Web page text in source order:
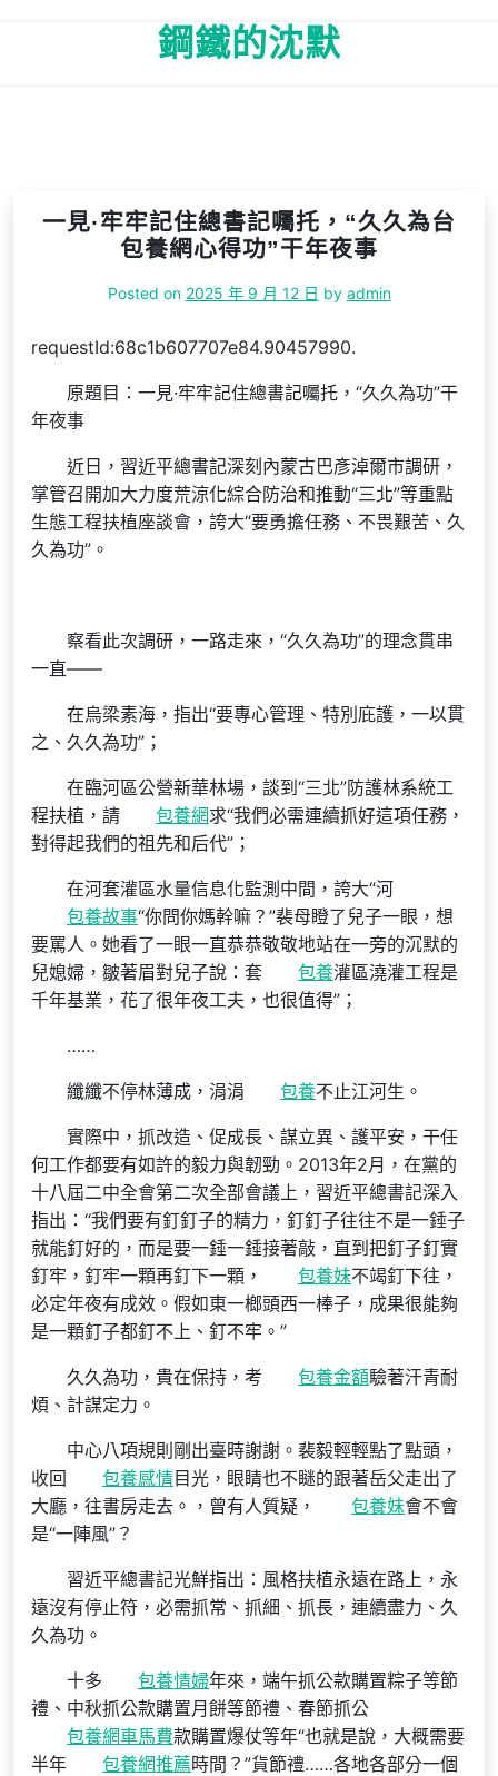
鋼鐵的沈默
一見·牢牢記住總書記囑托，“久久為台
包養網心得功”干年夜事
Posted on 2025 年 9 月 12 日 by admin
requestId:68c1b607707e84.90457990.
原題目：一見·牢牢記住總書記囑托，“久久為功”干
年夜事
近日，習近平總書記深刻內蒙古巴彥淖爾市調研，
掌管召開加大力度荒涼化綜合防治和推動“三北”等重點
生態工程扶植座談會，誇大“要勇擔任務、不畏艱苦、久
久為功”。
察看此次調研，一路走來，“久久為功”的理念貫串
一直——
在烏梁素海，指出“要專心管理、特別庇護，一以貫
之、久久為功”；
在臨河區公營新華林場，談到“三北”防護林系統工
程扶植，請
包養網求“我們必需連續抓好這項任務，
對得起我們的祖先和后代”；
在河套灌區水量信息化監測中間，誇大“河
包養故事“你問你媽幹嘛？”裴母瞪了兒子一眼，想
要罵人。她看了一眼一直恭恭敬敬地站在一旁的沉默的
兒媳婦，皺著眉對兒子說：套
包養灌區澆灌工程是
千年基業，花了很年夜工夫，也很值得”；
……
纖纖不停林薄成，涓涓 包養不止江河生。
實際中，抓改造、促成長、謀立異、護平安，干任
何工作都要有如許的毅力與韌勁。2013年2月，在黨的
十八屆二中全會第二次全部會議上，習近平總書記深入
指出：“我們要有釘釘子的精力，釘釘子往往不是一錘子
就能釘好的，而是要一錘一錘接著敲，直到把釘子釘實
釘牢，釘牢一顆再釘下一顆，
包養妹不竭釘下往，
必定年夜有成效。假如東一榔頭西一棒子，成果很能夠
是一顆釘子都釘不上、釘不牢。”
久久為功，貴在保持，考 包養金額驗著汗青耐
煩、計謀定力。
中心八項規則剛出臺時謝謝。裴毅輕輕點了點頭，
收回
包養感情目光，眼睛也不瞇的跟著岳父走出了
大廳，往書房走去。，曾有人質疑，
包養妹會不會
是“一陣風”？
習近平總書記光鮮指出：風格扶植永遠在路上，永
遠沒有停止符，必需抓常、抓細、抓長，連續盡力、久
久為功。
十多 包養情婦年來，端午抓公款購置粽子等節
禮、中秋抓公款購置月餅等節禮、春節抓公
包養網車馬費款購置爆仗等年“也就是說，大概需要
半年
包養網推薦時間？”貨節禮……各地各部分一個